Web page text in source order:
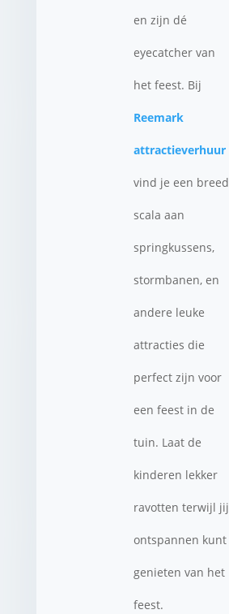
en zijn dé
eyecatcher van
het feest. Bij
Reemark
attractieverhuur
vind je een breed
scala aan
springkussens,
stormbanen, en
andere leuke
attracties die
perfect zijn voor
een feest in de
tuin. Laat de
kinderen lekker
ravotten terwijl jij
ontspannen kunt
genieten van het
feest.